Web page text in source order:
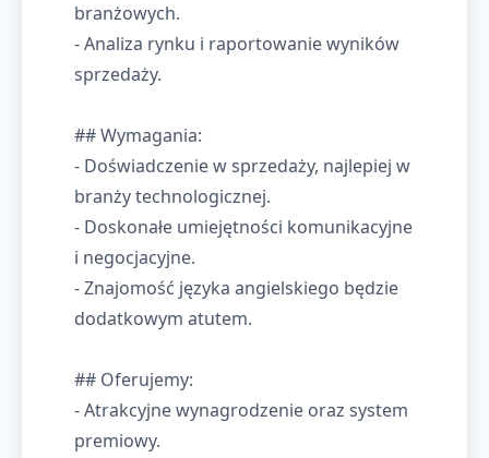
branżowych.
- Analiza rynku i raportowanie wyników
sprzedaży.
## Wymagania:
- Doświadczenie w sprzedaży, najlepiej w
branży technologicznej.
- Doskonałe umiejętności komunikacyjne
i negocjacyjne.
- Znajomość języka angielskiego będzie
dodatkowym atutem.
## Oferujemy:
- Atrakcyjne wynagrodzenie oraz system
premiowy.